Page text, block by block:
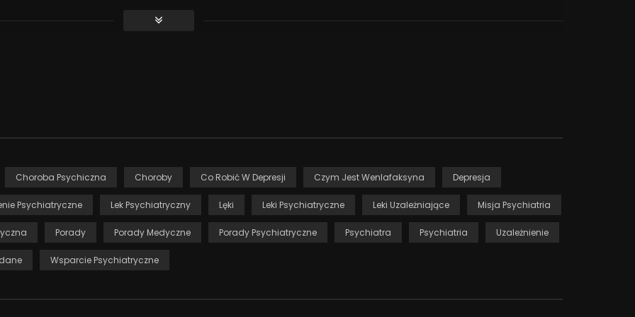
Choroba Psychiczna Choroby Co Robić W Depresji Czym Jest Wenlafaksyna Depresja
Psychiatryczne Lek Psychiatryczny Lęki Leki Psychiatryczne Leki Uzależniające Misja Psychiatria
Porady Porady Medyczne Porady Psychiatryczne Psychiatra Psychiatria Uzależnienie
Wsparcie Psychiatryczne